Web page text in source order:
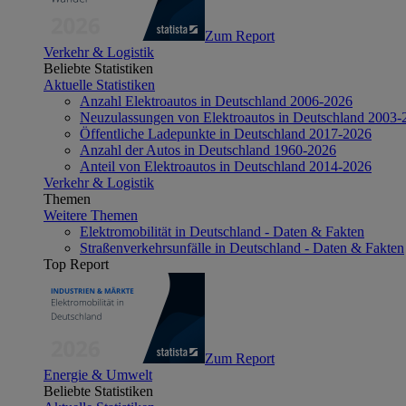
Zum Report
Verkehr & Logistik
Beliebte Statistiken
Aktuelle Statistiken
Anzahl Elektroautos in Deutschland 2006-2026
Neuzulassungen von Elektroautos in Deutschland 2003-
Öffentliche Ladepunkte in Deutschland 2017-2026
Anzahl der Autos in Deutschland 1960-2026
Anteil von Elektroautos in Deutschland 2014-2026
Verkehr & Logistik
Themen
Weitere Themen
Elektromobilität in Deutschland - Daten & Fakten
Straßenverkehrsunfälle in Deutschland - Daten & Fakten
Top Report
Zum Report
Energie & Umwelt
Beliebte Statistiken